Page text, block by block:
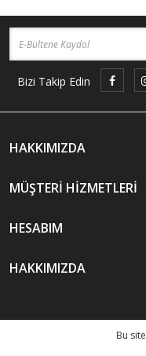
Bizi Takip Edin
HAKKIMIZDA
MÜŞTERİ HİZMETLERİ
HESABIM
HAKKIMIZDA
Bu site